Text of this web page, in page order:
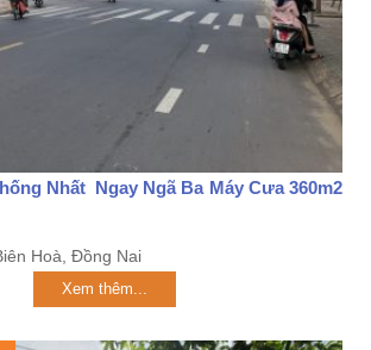
Nhất Ngay Ngã Ba Máy Cưa 360m2
Hoà, Đồng Nai
Xem thêm...